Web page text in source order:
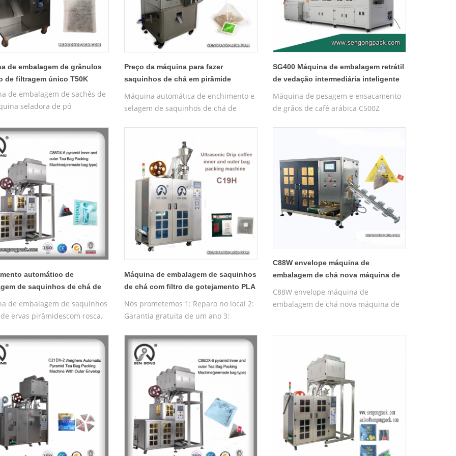
de embalagem de grânulos
de filtragem único T50K
de embalagem de sachês de
seladora de pó
Preço da máquina para fazer
saquinhos de chá em pirâmide
Máquina automática de enchimento e
selagem de saquinhos de chá de
SG400 Máquina de embalagem retrátil
de vedação intermediária inteligente
Máquina de pesagem e ensacamento
de grãos de café arábica C500Z
automático de
de saquinhos de chá de
de embalagem de saquinhos
ervas pirâmidescom rosca,
máquina de embalagem
interno e externo plano
Máquina de embalagem de saquinhos
de chá com filtro de gotejamento PLA
Nós prometemos 1: Reparo no local 2:
Garantia gratuita de um ano 3:
Treinamento operacional gratuito da
máquina
C88W envelope máquina de
embalagem de chá nova máquina de
C88W envelope máquina de
embalagem de chá nova máquina de